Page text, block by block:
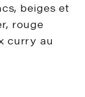
beiges et
rouge
curry au